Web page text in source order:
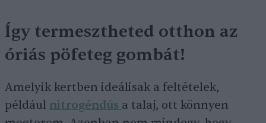
Így termesztheted otthon az
óriás pöfeteg gombát!
Amelyik kertben ideálisak a feltételek,
például nitrogéndús a talaj, ott könnyen